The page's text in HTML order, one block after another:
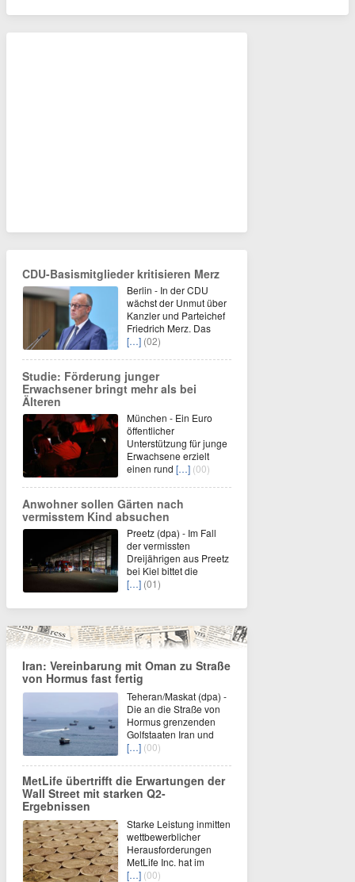
CDU-Basismitglieder kritisieren Merz
Berlin - In der CDU
wächst der Unmut über
Kanzler und Parteichef
Friedrich Merz. Das
[…] (02)
Studie: Förderung junger
Erwachsener bringt mehr als bei
Älteren
München - Ein Euro
öffentlicher
Unterstützung für junge
Erwachsene erzielt
einen rund […] (00)
Anwohner sollen Gärten nach
vermisstem Kind absuchen
Preetz (dpa) - Im Fall
der vermissten
Dreijährigen aus Preetz
bei Kiel bittet die
[…] (01)
Iran: Vereinbarung mit Oman zu Straße
von Hormus fast fertig
Teheran/Maskat (dpa) -
Die an die Straße von
Hormus grenzenden
Golfstaaten Iran und
[…] (00)
MetLife übertrifft die Erwartungen der
Wall Street mit starken Q2-
Ergebnissen
Starke Leistung inmitten
wettbewerblicher
Herausforderungen
MetLife Inc. hat im
[…] (00)